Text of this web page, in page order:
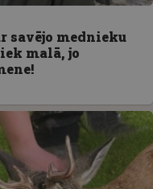
savējo mednieku
malā, jo